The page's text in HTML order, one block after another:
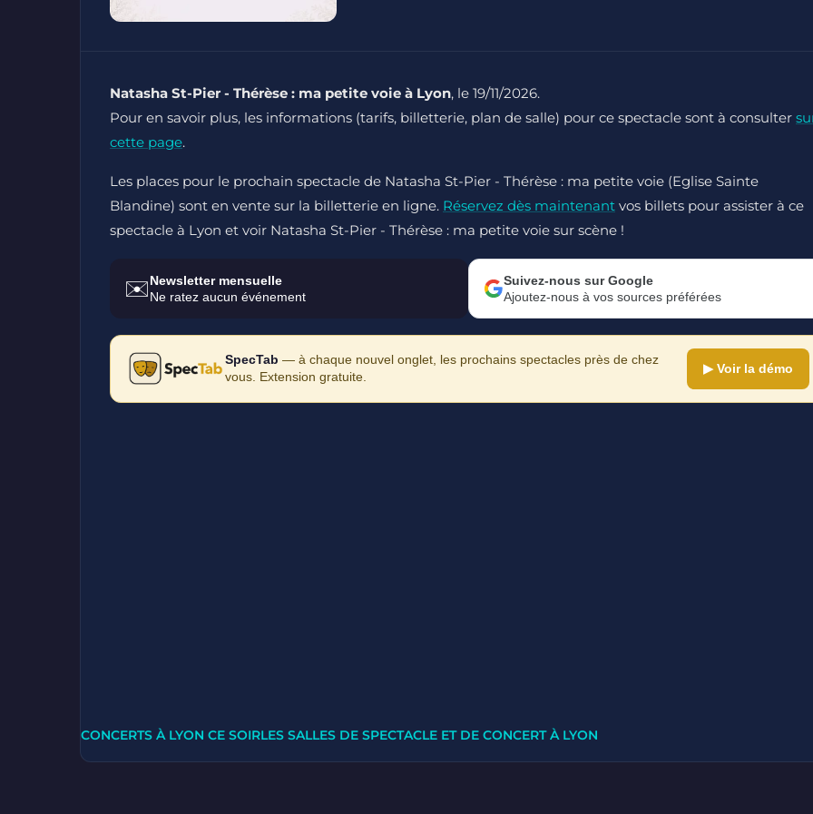
Natasha St-Pier - Thérèse : ma petite voie à Lyon, le 19/11/2026.
Pour en savoir plus, les informations (tarifs, billetterie, plan de salle) pour ce spectacle sont à consulter
cette page.
Les places pour le prochain spectacle de Natasha St-Pier - Thérèse : ma petite voie (Eglise Sainte
Blandine) sont en vente sur la billetterie en ligne. Réservez dès maintenant vos billets pour assister à ce
spectacle à Lyon et voir Natasha St-Pier - Thérèse : ma petite voie sur scène !
✉️Newsletter mensuelle
Ne ratez aucun événement
Suivez-nous sur Google
Ajoutez-nous à vos sources préférées
SpecTab — à chaque nouvel onglet, les prochains spectacles près de chez
vous. Extension gratuite.
▶ Voir la démo
CONCERTS À LYON CE SOIRLES SALLES DE SPECTACLE ET DE CONCERT À LYON